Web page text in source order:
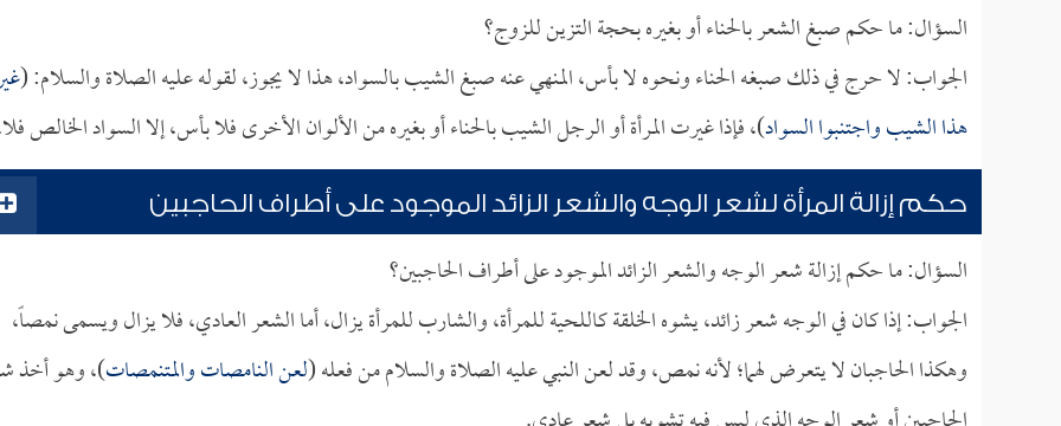
السؤال: ما حكم صبغ الشعر بالحناء أو بغيره بحجة التزين للزوج؟
الجواب: لا حرج في ذلك صبغه الحناء ونحوه لا بأس، المنهي عنه صبغ الشيب بالسواد، هذا لا يجوز، لقوله عليه الصلاة والسلام: (
هذا الشيب واجتنبوا السواد)، فإذا غيرت المرأة أو الرجل الشيب بالحناء أو بغيره من الألوان الأخرى فلا بأس، إلا السواد الخالص
حكم إزالة المرأة لشعر الوجه والشعر الزائد الموجود على أطراف الحاجبين
السؤال: ما حكم إزالة شعر الوجه والشعر الزائد الموجود على أطراف الحاجبين؟
الجواب: إذا كان في الوجه شعر زائد، يشوه الخلقة كاللحية للمرأة، والشارب للمرأة يزال، أما الشعر العادي، فلا يزال ويسمى نمصاً،
وهكذا الحاجبان لا يتعرض لهما؛ لأنه نمص، وقد لعن النبي عليه الصلاة والسلام من فعله (لعن النامصات والمتنمصات)، وهو أخذ